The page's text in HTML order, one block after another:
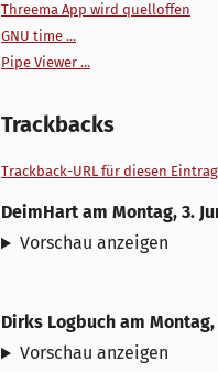
Threema App wird quelloffen
GNU time ...
Pipe Viewer ...
Trackbacks
Trackback-URL für diesen Eintrag
DeimHart am Montag, 3.
Vorschau anzeigen
Dirks Logbuch am Montag,
Vorschau anzeigen